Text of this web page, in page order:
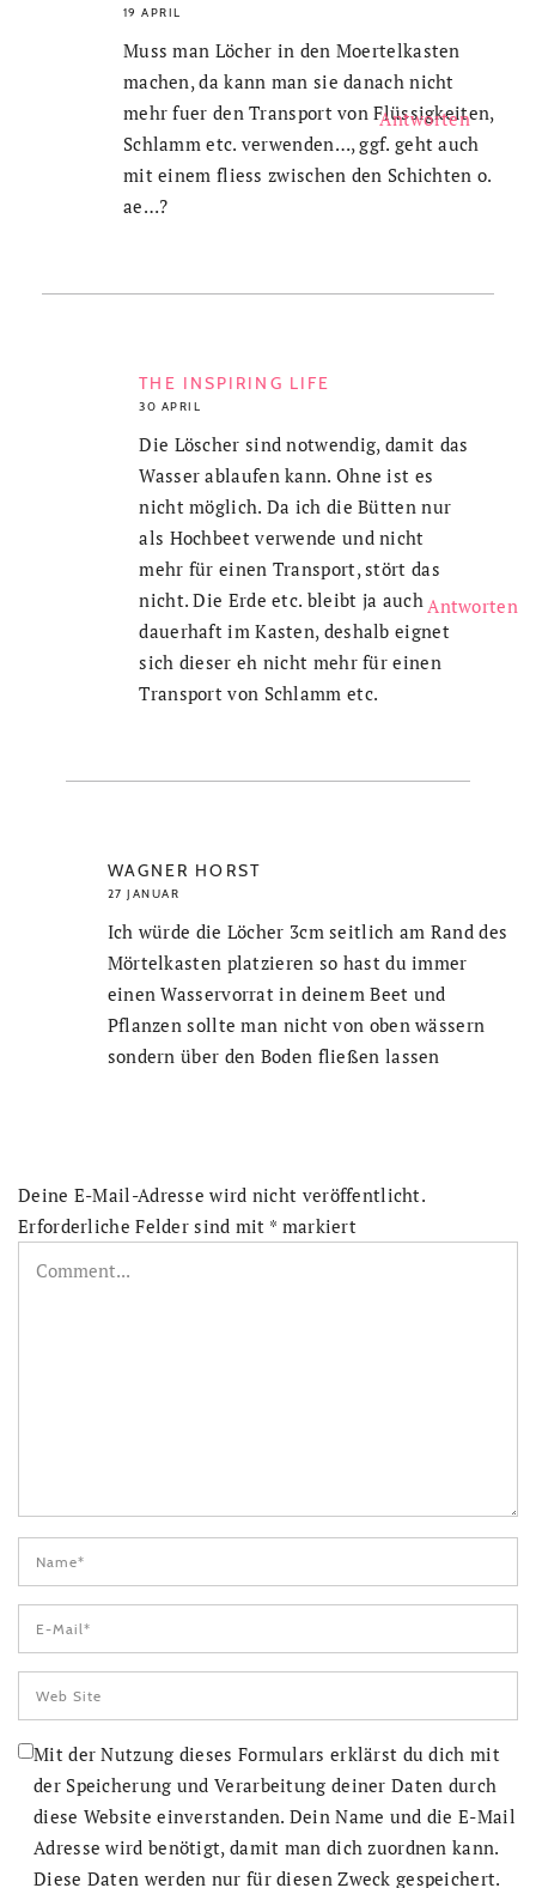
19 APRIL
Muss man Löcher in den Moertelkasten
machen, da kann man sie danach nicht
mehr fuer den Transport von Flüssigkeiten,
Schlamm etc. verwenden…, ggf. geht auch
mit einem fliess zwischen den Schichten o.
ae…?
THE INSPIRING LIFE
30 APRIL
Antworten
Die Löscher sind notwendig, damit das
Wasser ablaufen kann. Ohne ist es
nicht möglich. Da ich die Bütten nur
als Hochbeet verwende und nicht
mehr für einen Transport, stört das
nicht. Die Erde etc. bleibt ja auch
dauerhaft im Kasten, deshalb eignet
sich dieser eh nicht mehr für einen
Transport von Schlamm etc.
WAGNER HORST
27 JANUAR
Antworten
Ich würde die Löcher 3cm seitlich am Rand des
Mörtelkasten platzieren so hast du immer
einen Wasservorrat in deinem Beet und
Pflanzen sollte man nicht von oben wässern
sondern über den Boden fließen lassen
Deine E-Mail-Adresse wird nicht veröffentlicht.
Erforderliche Felder sind mit * markiert
Mit der Nutzung dieses Formulars erklärst du dich mit
der Speicherung und Verarbeitung deiner Daten durch
diese Website einverstanden. Dein Name und die E-Mail
Adresse wird benötigt, damit man dich zuordnen kann.
Diese Daten werden nur für diesen Zweck gespeichert.